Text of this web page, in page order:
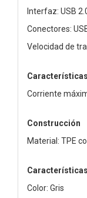
Interfaz: USB
Conectores:
Velocidad de
Corriente
Construcción
Material: TPE
Color: Gris